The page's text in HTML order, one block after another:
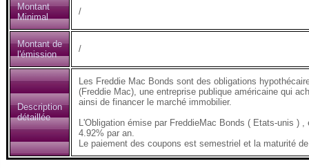
Montant
Minimal
/
Montant de
l'émission
/
Description
détaillée
Les Freddie Mac Bonds sont des obligations
(Freddie Mac), une entreprise publique américaine qui
ainsi de financer le marché immobilier.
L'Obligation émise par FreddieMac Bonds ( Etats-unis )
4.92% par an.
Le paiement des coupons est semestriel et la maturité